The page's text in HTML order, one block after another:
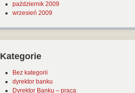
październik 2009
wrzesień 2009
Kategorie
Bez kategorii
dyrektor banku
Dyrektor Banku – praca